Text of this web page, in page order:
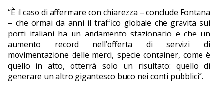
“È il caso di affermare con chiarezza – conclude Fontana
– che ormai da anni il traffico globale che gravita sui
porti italiani ha un andamento stazionario e che un
aumento record nell’offerta di servizi di
movimentazione delle merci, specie container, come è
quello in atto, otterrà solo un risultato: quello di
generare un altro gigantesco buco nei conti pubblici”.